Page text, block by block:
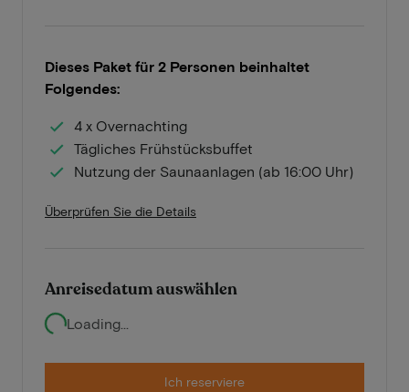
Dieses Paket für 2 Personen beinhaltet
Folgendes:
4 x Overnachting
Tägliches Frühstücksbuffet
Nutzung der Saunaanlagen (ab 16:00 Uhr)
Überprüfen Sie die Details
Anreisedatum auswählen
Loading...
Ich reserviere